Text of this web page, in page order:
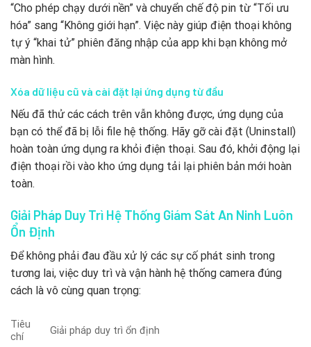
“Cho phép chạy dưới nền” và chuyển chế độ pin từ “Tối ưu
hóa” sang “Không giới hạn”. Việc này giúp điện thoại không
tự ý “khai tử” phiên đăng nhập của app khi bạn không mở
màn hình.
Xóa dữ liệu cũ và cài đặt lại ứng dụng từ đầu
Nếu đã thử các cách trên vẫn không được, ứng dụng của
bạn có thể đã bị lỗi file hệ thống. Hãy gỡ cài đặt (Uninstall)
hoàn toàn ứng dụng ra khỏi điện thoại. Sau đó, khởi động lại
điện thoại rồi vào kho ứng dụng tải lại phiên bản mới hoàn
toàn.
Giải Pháp Duy Trì Hệ Thống Giám Sát An Ninh Luôn
Ổn Định
Để không phải đau đầu xử lý các sự cố phát sinh trong
tương lai, việc duy trì và vận hành hệ thống camera đúng
cách là vô cùng quan trọng:
Tiêu
chí
Giải pháp duy trì ổn định